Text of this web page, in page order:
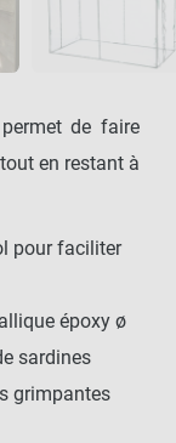
permet de faire
en restant à
pour faciliter
époxy ø
sardines
grimpantes